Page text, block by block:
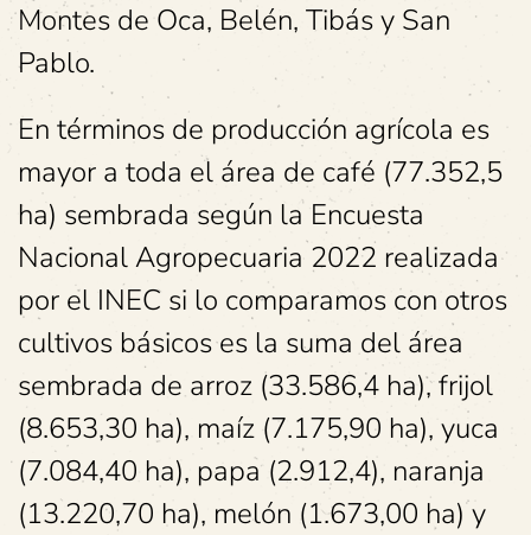
Montes de Oca, Belén, Tibás y San
Pablo.
En términos de producción agrícola es
mayor a toda el área de café (77.352,5
ha) sembrada según la Encuesta
Nacional Agropecuaria 2022 realizada
por el INEC si lo comparamos con otros
cultivos básicos es la suma del área
sembrada de arroz (33.586,4 ha), frijol
(8.653,30 ha), maíz (7.175,90 ha), yuca
(7.084,40 ha), papa (2.912,4), naranja
(13.220,70 ha), melón (1.673,00 ha) y